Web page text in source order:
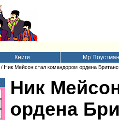
Книги Мр.Поустман
/ Ник Мейсон стал командором ордена
Ник
ордена